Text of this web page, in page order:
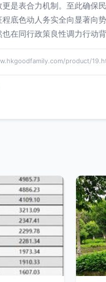
是表合力机制。至此确保
底色动人务实全向显著向
在同行政策良性调力行动
product/